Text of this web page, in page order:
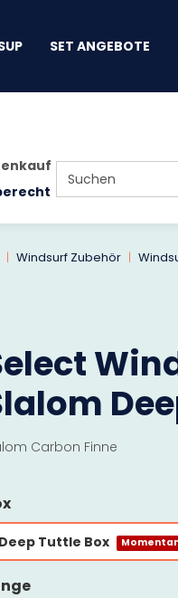
SET ANGEBOTE
Windsurf Zubehör
Carbon Finne
Deep Tuttle Box